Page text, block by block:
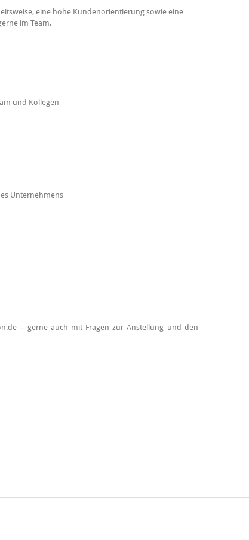
eine hohe Kundenorientierung sowie eine
im Team.
und Kollegen
Unternehmens
– gerne auch mit Fragen zur Anstellung und den